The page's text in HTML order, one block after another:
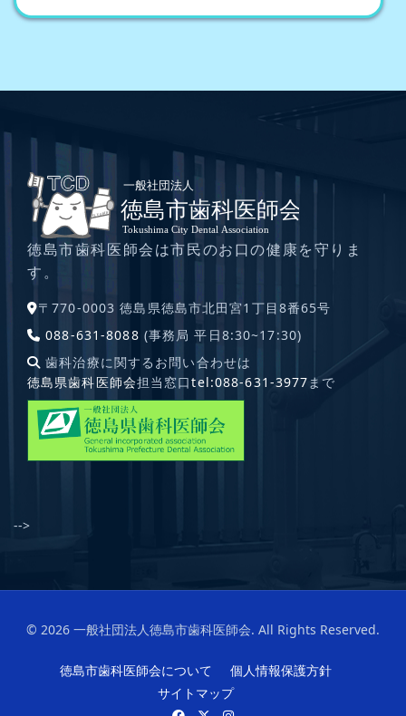
徳島市歯科医師会は市民のお口の健康を守りま
す。
〒770-0003 徳島県徳島市北田宮1丁目8番65号
088-631-8088 (事務局 平日8:30~17:30)
歯科治療に関するお問い合わせは
徳島県歯科医師会担当窓口tel:088-631-3977まで
-->
© 2026 一般社団法人徳島市歯科医師会. All Rights Reserved.
徳島市歯科医師会について
個人情報保護方針
サイトマップ